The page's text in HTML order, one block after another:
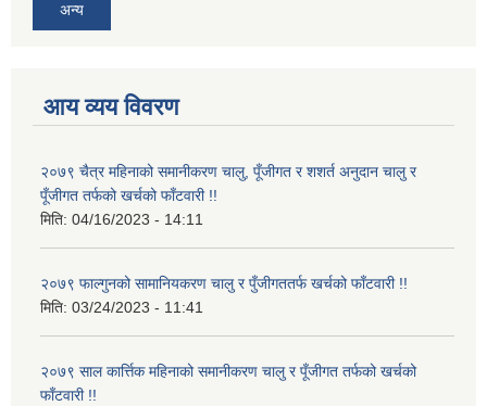
अन्य
आय व्यय विवरण
२०७९ चैत्र महिनाको समानीकरण चालु, पूँजीगत र शशर्त अनुदान चालु र
पूँजीगत तर्फको खर्चको फाँटवारी !!
मिति: 04/16/2023 - 14:11
२०७९ फाल्गुनको सामानियकरण चालु र पुँजीगततर्फ खर्चको फाँटवारी !!
मिति: 03/24/2023 - 11:41
२०७९ साल कार्त्तिक महिनाको समानीकरण चालु र पूँजीगत तर्फको खर्चको
फाँटवारी !!